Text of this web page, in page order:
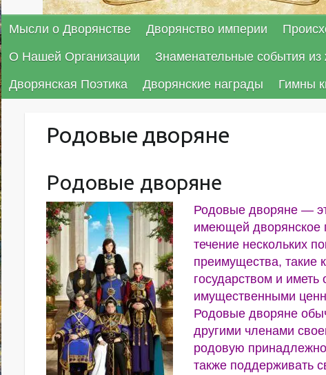
Мысли о Дворянстве Дворянство империи
О Нашей Организации
Знаменательные события из
Дворянская Поэтика
Дворянские награды Гимны
Родовые дворяне
Родовые дворяне
Родовые дворяне —
имеющей дворянское
течение нескольких
преимущества, такие
государством и
имущественными
Родовые дворяне
другими членами
родовую
также поддерживать